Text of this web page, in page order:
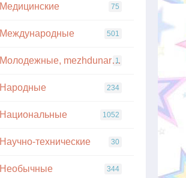
Медицинские 75
Международные 501
Молодежные, mezhdunarodnye
1
Народные 234
Национальные 1052
Научно-технические 30
Необычные 344